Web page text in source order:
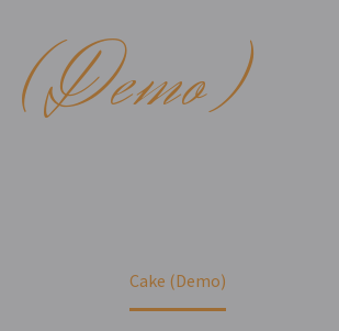
(Demo)
Cake (Demo)